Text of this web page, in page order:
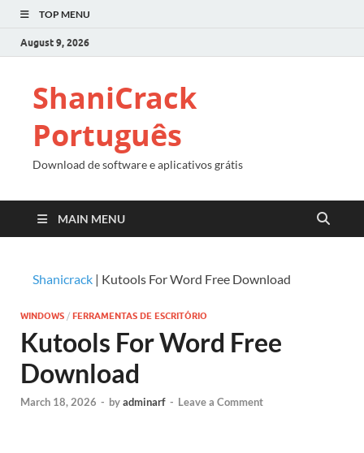
TOP MENU
August 9, 2026
ShaniCrack
Português
Download de software e aplicativos grátis
MAIN MENU
Shanicrack | Kutools For Word Free Download
WINDOWS / FERRAMENTAS DE ESCRITÓRIO
Kutools For Word Free
Download
March 18, 2026 - byadminarf - Leave a Comment